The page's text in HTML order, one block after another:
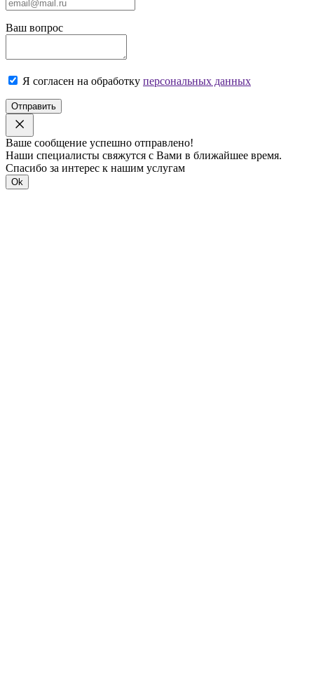
Ваш вопрос
Я согласен на обработку персональных данных
Отправить
Ваше сообщение успешно отправлено!
Наши специалисты свяжутся с Вами в ближайшее время.
Спасибо за интерес к нашим услугам
Ok